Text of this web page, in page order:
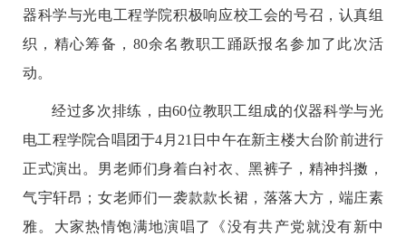
器科学与光电工程学院积极响应校工会的号召，认真组
织，精心筹备，80余名教职工踊跃报名参加了此次活
动。
经过多次排练，由60位教职工组成的仪器科学与光
电工程学院合唱团于4月21日中午在新主楼大台阶前进行
正式演出。男老师们身着白衬衣、黑裤子，精神抖擞，
气宇轩昂；女老师们一袭款款长裙，落落大方，端庄素
雅。大家热情饱满地演唱了《没有共产党就没有新中